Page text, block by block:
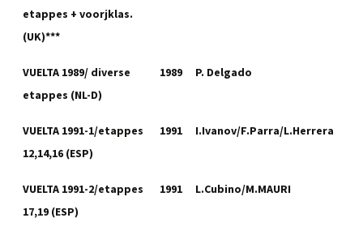
etappes + voorjklas.
(UK)***
VUELTA 1989/ diverse
etappes (NL-D)
1989 P. Delgado
VUELTA 1991-1/etappes
12,14,16 (ESP)
1991 I.Ivanov/F.Parra/L.Herrera
VUELTA 1991-2/etappes
17,19 (ESP)
1991 L.Cubino/M.MAURI